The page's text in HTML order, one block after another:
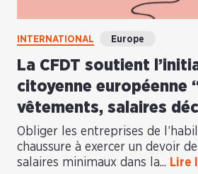
INTERNATIONAL Europe
La CFDT soutient
citoyenne européenne
vêtements, salaires
Obliger les entreprises de
chaussure à exercer un devoir
salaires minimaux dans la... Lire